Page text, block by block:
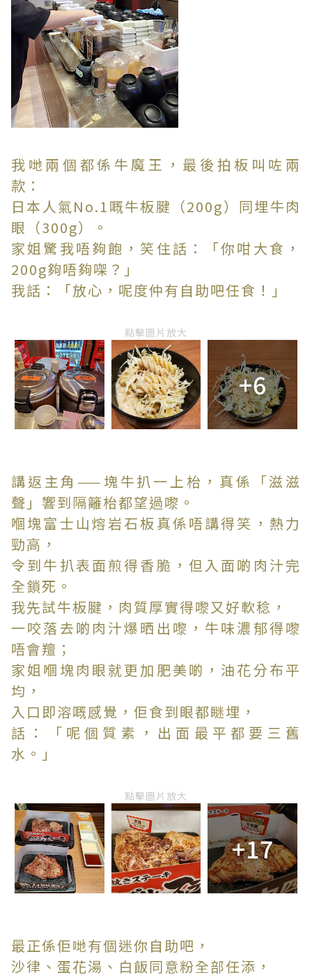
我哋兩個都係牛魔王，最後拍板叫咗兩
款：
日本人氣No.1嘅牛板腱（200g）同埋牛肉
眼（300g）。
家姐驚我唔夠飽，笑住話：「你咁大食，
200g夠唔夠㗎？」
我話：「放心，呢度仲有自助吧任食！」
點擊圖片放大
+6
講返主角——塊牛扒一上枱，真係「滋滋
聲」響到隔籬枱都望過嚟。
嗰塊富士山熔岩石板真係唔講得笑，熱力
勁高，
令到牛扒表面煎得香脆，但入面啲肉汁完
全鎖死。
我先試牛板腱，肉質厚實得嚟又好軟稔，
一咬落去啲肉汁爆晒出嚟，牛味濃郁得嚟
唔會羶；
家姐嗰塊肉眼就更加肥美啲，油花分布平
均，
入口即溶嘅感覺，佢食到眼都瞇埋，
話：「呢個質素，出面最平都要三舊
水。」
點擊圖片放大
+17
最正係佢哋有個迷你自助吧，
沙律、蛋花湯、白飯同意粉全部任添，